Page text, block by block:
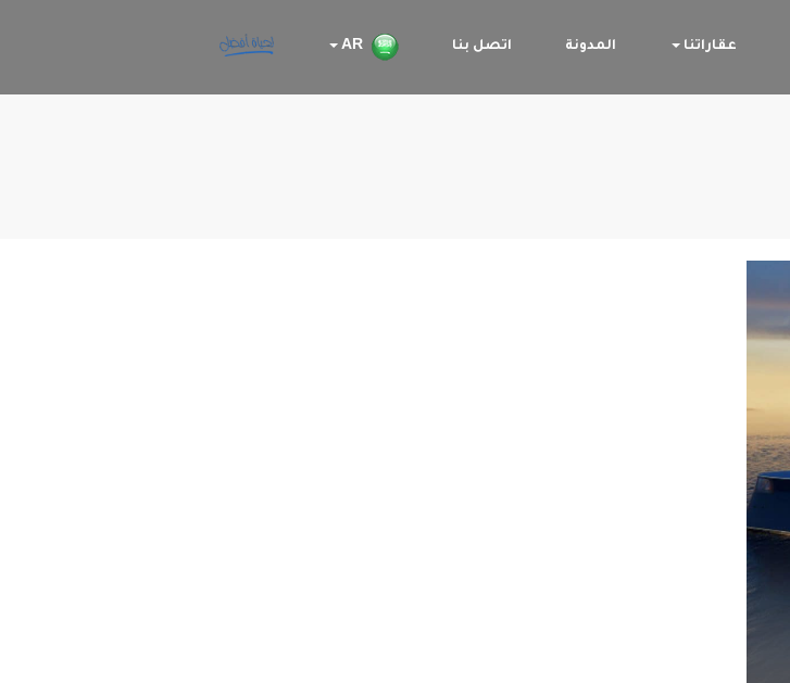
عقاراتنا المدونة اتصل بنا AR